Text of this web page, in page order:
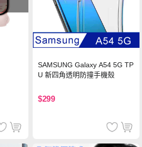
SAMSUNG Galaxy A54 5G TP
U 新四角透明防撞手機殼
$299